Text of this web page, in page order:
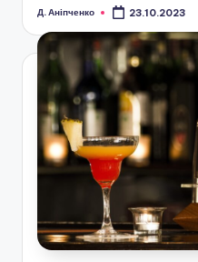
Опубліковано
Д. Аніпченко 23.10.2023